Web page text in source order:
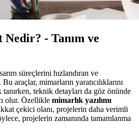
- Tanım ve
süreçlerini hızlandıran ve
araçlar, mimarların yaratıcılıklarını
teknik detayları da göz önünde
olur. Özellikle mimarlık yazılımı
çekici olanı, projelerin daha verimli
projelerin zamanında tamamlanma